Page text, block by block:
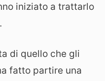
iniziato a trattarlo
di quello che gli
fatto partire una